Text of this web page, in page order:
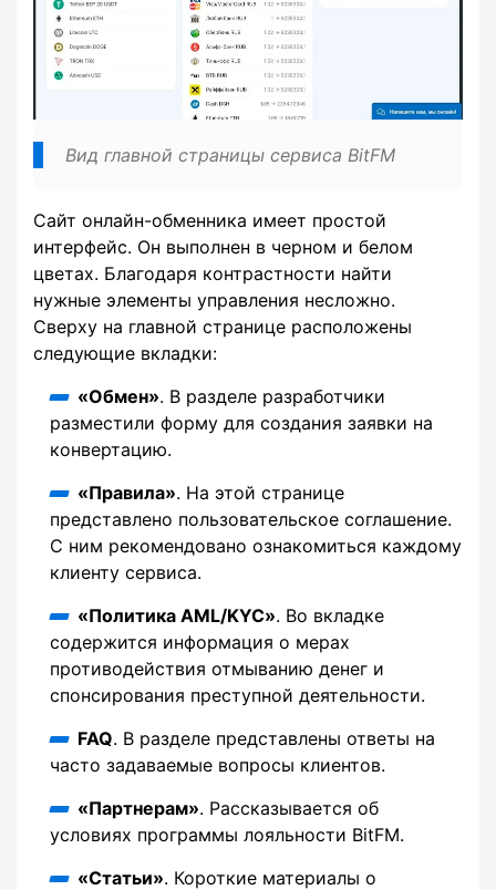
Вид главной страницы сервиса BitFM
Сайт онлайн-обменника имеет простой
интерфейс. Он выполнен в черном и белом
цветах. Благодаря контрастности найти
нужные элементы управления несложно.
Сверху на главной странице расположены
следующие вкладки:
«Обмен». В разделе разработчики
разместили форму для создания заявки на
конвертацию.
«Правила». На этой странице
представлено пользовательское соглашение.
С ним рекомендовано ознакомиться каждому
клиенту сервиса.
«Политика AML/KYC». Во вкладке
содержится информация о мерах
противодействия отмыванию денег и
спонсирования преступной деятельности.
FAQ. В разделе представлены ответы на
часто задаваемые вопросы клиентов.
«Партнерам». Рассказывается об
условиях программы лояльности BitFM.
«Статьи». Короткие материалы о